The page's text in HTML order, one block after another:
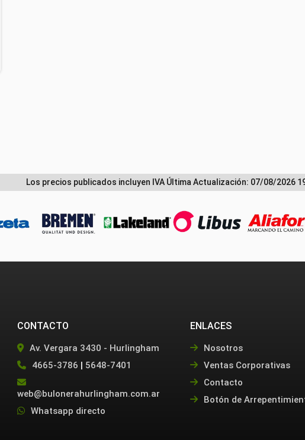
Los precios publicados incluyen IVA Última Actualización: 07/08/2026
CONTACTO
Av. Vergara 3430 - Hurlingham
4665-3786 | 5648-7401
web@bulonerahurlingham.com.ar
Whatsapp directo
ENLACES
Nosotros
Ventas Corporativas
Contacto
Botón de